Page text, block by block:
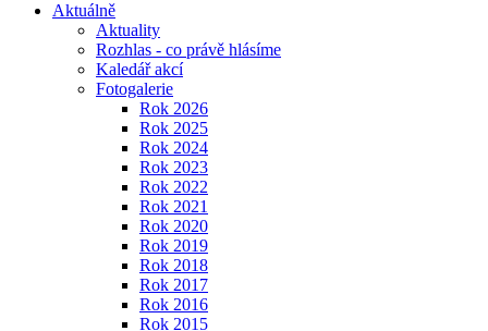
Aktuálně
Aktuality
Rozhlas - co právě hlásíme
Kaledář akcí
Fotogalerie
Rok 2026
Rok 2025
Rok 2024
Rok 2023
Rok 2022
Rok 2021
Rok 2020
Rok 2019
Rok 2018
Rok 2017
Rok 2016
Rok 2015